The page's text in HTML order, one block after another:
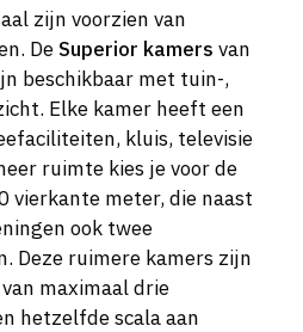
zijn voorzien van
DeSuperior kamers van
beschikbaar met tuin-,
Elke kamer heeft een
kluis, televisie
ruimte kies je voor de
vierkante meter, die naast
ook twee
Deze ruimere kamers zijn
maximaal drie
hetzelfde scala aan